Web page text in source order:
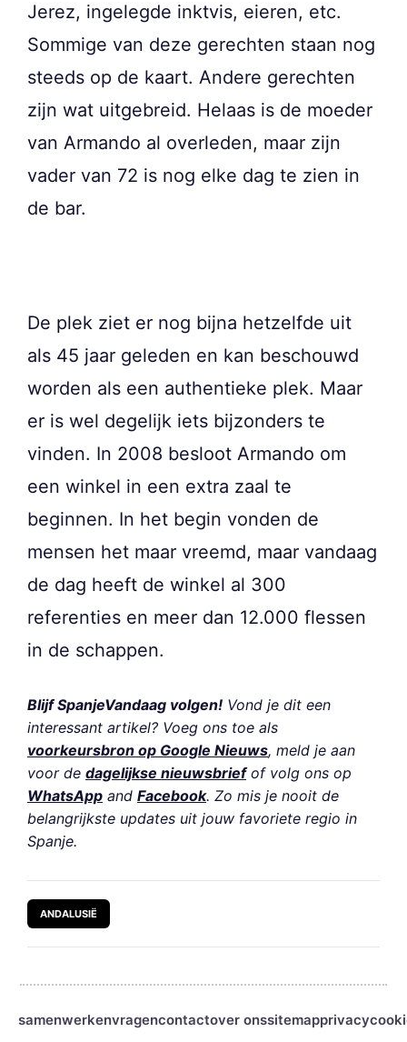
Jerez, ingelegde inktvis, eieren, etc.
Sommige van deze gerechten staan nog
steeds op de kaart. Andere gerechten
zijn wat uitgebreid. Helaas is de moeder
van Armando al overleden, maar zijn
vader van 72 is nog elke dag te zien in
de bar.
De plek ziet er nog bijna hetzelfde uit
als 45 jaar geleden en kan beschouwd
worden als een authentieke plek. Maar
er is wel degelijk iets bijzonders te
vinden. In 2008 besloot Armando om
een winkel in een extra zaal te
beginnen. In het begin vonden de
mensen het maar vreemd, maar vandaag
de dag heeft de winkel al 300
referenties en meer dan 12.000 flessen
in de schappen.
Blijf SpanjeVandaag volgen! Vond je dit een
interessant artikel? Voeg ons toe als
voorkeursbron op Google Nieuws, meld je aan
voor de dagelijkse nieuwsbriefof volg ons op
WhatsApp and Facebook. Zo mis je nooit de
belangrijkste updates uit jouw favoriete regio in
Spanje.
ANDALUSIË
samenwerkenvragencontactover onssitemapprivacy